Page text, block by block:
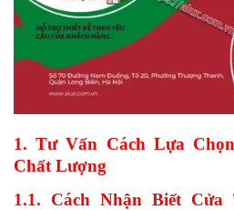
1. Tư Vấn Cách Lựa
Chất Lượng
1.1. Cách Nhận Biết